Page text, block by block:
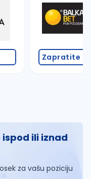
Zapratite
ili iznad
za vašu poziciju